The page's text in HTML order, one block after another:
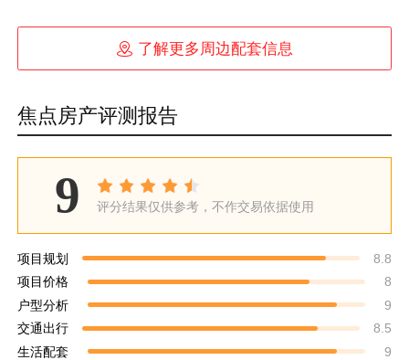
 了解更多周边配套信息
焦点房产评测报告
9 评分结果仅供参考，不作交易依据使用
项目规划
8.8
项目价格
8
户型分析
9
交通出行
8.5
生活配套
9